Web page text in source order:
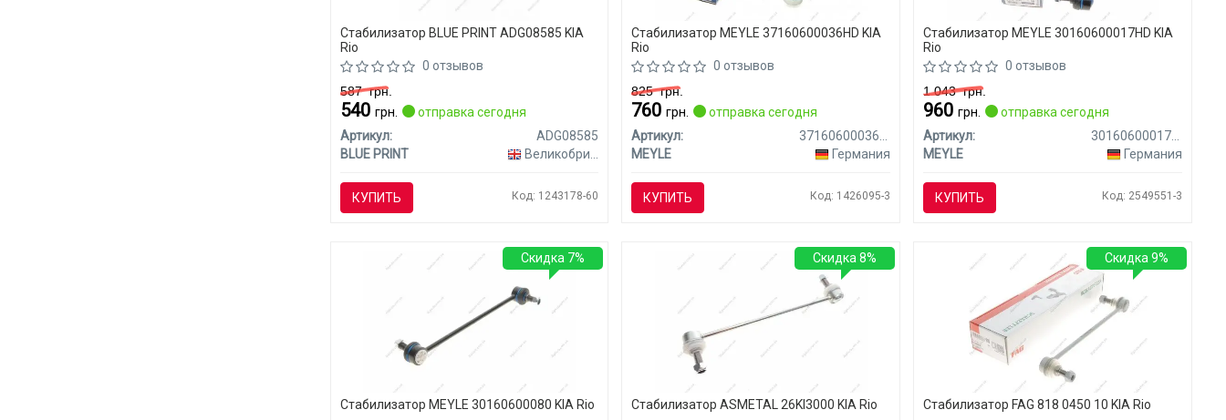
Стабилизатор BLUE PRINT ADG08585 KIA
Rio
0 отзывов
587грн.
540 грн.
отправка сегодня
Артикул:
ADG08585
BLUE PRINT
Великобритания
КУПИТЬ Код: 1243178-60
Стабилизатор MEYLE 37160600036HD KIA
Rio
0 отзывов
825грн.
760грн.
отправка сегодня
Артикул:
37160600036HD
MEYLE
Германия
КУПИТЬ Код: 1426095-3
Стабилизатор MEYLE 30160600017HD KIA
Rio
0 отзывов
1 043грн.
960грн.
отправка сегодня
Артикул:
30160600017HD
MEYLE
Германия
КУПИТЬ Код: 2549551-3
Стабилизатор MEYLE 30160600080 KIA Rio
Скидка 7%
Стабилизатор ASMETAL 26KI3000 KIA Rio
Скидка 8%
Стабилизатор FAG 818 0450 10 KIA Rio
Скидка 9%